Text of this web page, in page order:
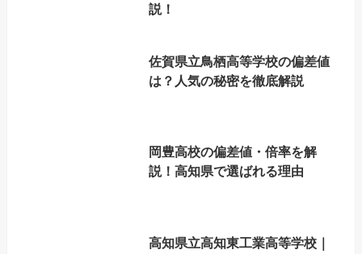
説！
佐賀県立鳥栖高等学校の偏差値
は？人気の秘密を徹底解説
岡豊高校の偏差値・倍率を解
説！高知県で選ばれる理由
高知県立高知東工業高等学校｜